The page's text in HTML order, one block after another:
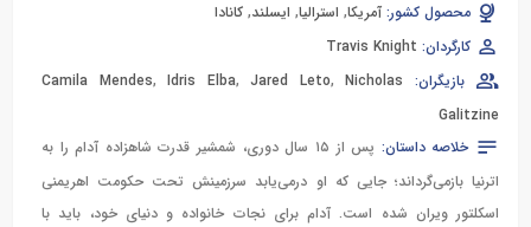
محصول کشور: آمریکا, استرالیا, ایسلند, کانادا
کارگردان: Travis Knight
بازیگران:
Camila Mendes, Idris Elba, Jared Leto, Nicholas
Galitzine
خلاصه داستان:
پس از ۱۵ سال دوری، شمشیر قدرت شاهزاده آدام را به
اترنیا بازمی‌گرداند؛ جایی که او درمی‌یابد سرزمینش تحت حکومت اهریمنی
اسکلتور ویران شده است. آدام برای نجات خانواده و دنیای خود، باید با